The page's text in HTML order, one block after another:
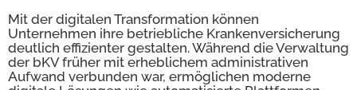
Mit der digitalen Transformation können
Unternehmen ihre betriebliche Krankenversicherung
deutlich effizienter gestalten. Während die Verwaltung
der bKV früher mit erheblichem administrativen
Aufwand verbunden war, ermöglichen moderne